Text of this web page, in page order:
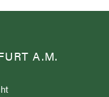
A.M.